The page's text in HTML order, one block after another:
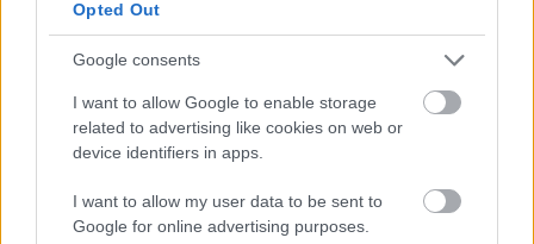
Opted Out
Google consents
I want to allow Google to enable storage
related to advertising like cookies on web or
device identifiers in apps.
I want to allow my user data to be sent to
Google for online advertising purposes.
mit matter Oberfläche verleiht ihr eine
handgefertigte, natürliche Note, die die Farbpalette
des Ambientes ergänzt. Ein Holzlöffel steckt halb in
der Schüssel, sein Griff ist nach außen geneigt und
signalisiert, dass das Gericht servierfertig ist.
Rund um die Hauptschüssel sind die Zutaten
sorgfältig arrangiert und unterstreichen so den
rustikalen Charakter der Küche. Links hat sich aus
einem kleinen Stoffsack ungekochter brauner Reis